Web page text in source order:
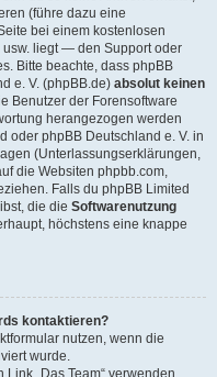
(führe dazu eine
bei einem kostenlosen
usw. liegt — den Support oder
Bitte beachte, dass phpBB
e. V. (phpBB.de) absolut keinen
Benutzer der Forensoftware
herangezogen werden
oder phpBB Deutschland e. V. in
(Unterlassungserklärungen,
die Websiten phpbb.com,
Falls du phpBB Limited
die die Softwarenutzung
höchstens eine knappe
kontaktieren?
nutzen, wenn die
wurde.
„Das Team“ verwenden.